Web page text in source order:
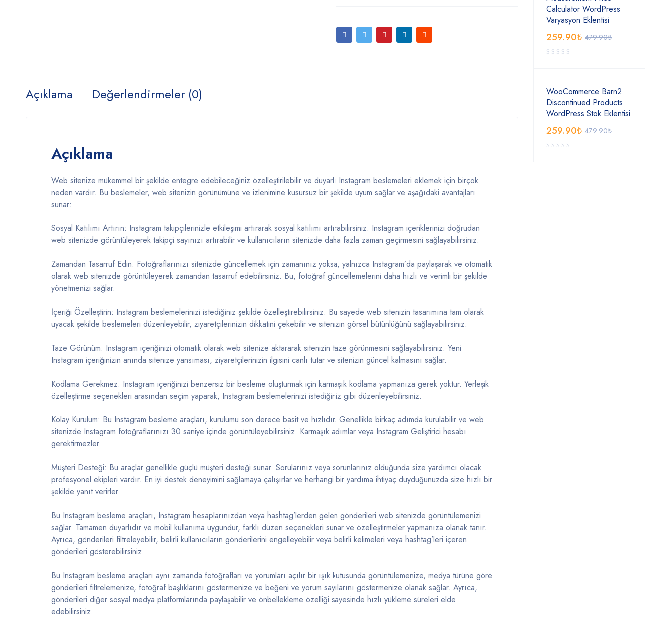
Açıklama Değerlendirmeler (0)
Açıklama
Web sitenize mükemmel bir şekilde entegre edebileceğiniz özelleştirilebilir ve duyarlı Instagram beslemeleri eklemek için birçok
neden vardır. Bu beslemeler, web sitenizin görünümüne ve izlenimine kusursuz bir şekilde uyum sağlar ve aşağıdaki avantajları
sunar:
Sosyal Katılımı Artırın: Instagram takipçilerinizle etkileşimi artırarak sosyal katılımı artırabilirsiniz. Instagram içeriklerinizi doğrudan
web sitenizde görüntüleyerek takipçi sayınızı artırabilir ve kullanıcıların sitenizde daha fazla zaman geçirmesini sağlayabilirsiniz.
Zamandan Tasarruf Edin: Fotoğraflarınızı sitenizde güncellemek için zamanınız yoksa, yalnızca Instagram’da paylaşarak ve otomatik
olarak web sitenizde görüntüleyerek zamandan tasarruf edebilirsiniz. Bu, fotoğraf güncellemelerini daha hızlı ve verimli bir şekilde
yönetmenizi sağlar.
İçeriği Özelleştirin: Instagram beslemelerinizi istediğiniz şekilde özelleştirebilirsiniz. Bu sayede web sitenizin tasarımına tam olarak
uyacak şekilde beslemeleri düzenleyebilir, ziyaretçilerinizin dikkatini çekebilir ve sitenizin görsel bütünlüğünü sağlayabilirsiniz.
Taze Görünüm: Instagram içeriğinizi otomatik olarak web sitenize aktararak sitenizin taze görünmesini sağlayabilirsiniz. Yeni
Instagram içeriğinizin anında sitenize yansıması, ziyaretçilerinizin ilgisini canlı tutar ve sitenizin güncel kalmasını sağlar.
Kodlama Gerekmez: Instagram içeriğinizi benzersiz bir besleme oluşturmak için karmaşık kodlama yapmanıza gerek yoktur. Yerleşik
özelleştirme seçenekleri arasından seçim yaparak, Instagram beslemelerinizi istediğiniz gibi düzenleyebilirsiniz.
Kolay Kurulum: Bu Instagram besleme araçları, kurulumu son derece basit ve hızlıdır. Genellikle birkaç adımda kurulabilir ve web
sitenizde Instagram fotoğraflarınızı 30 saniye içinde görüntüleyebilirsiniz. Karmaşık adımlar veya Instagram Geliştirici hesabı
gerektirmezler.
Müşteri Desteği: Bu araçlar genellikle güçlü müşteri desteği sunar. Sorularınız veya sorunlarınız olduğunda size yardımcı olacak
profesyonel ekipleri vardır. En iyi destek deneyimini sağlamaya çalışırlar ve herhangi bir yardıma ihtiyaç duyduğunuzda size hızlı bir
şekilde yanıt verirler.
Bu Instagram besleme araçları, Instagram hesaplarınızdan veya hashtag’lerden gelen gönderileri web sitenizde görüntülemenizi
sağlar. Tamamen duyarlıdır ve mobil kullanıma uygundur, farklı düzen seçenekleri sunar ve özelleştirmeler yapmanıza olanak tanır.
Ayrıca, gönderileri filtreleyebilir, belirli kullanıcıların gönderilerini engelleyebilir veya belirli kelimeleri veya hashtag’leri içeren
gönderileri gösterebilirsiniz.
Bu Instagram besleme araçları aynı zamanda fotoğrafları ve yorumları açılır bir ışık kutusunda görüntülemenize, medya türüne göre
gönderileri filtrelemenize, fotoğraf başlıklarını göstermenize ve beğeni ve yorum sayılarını göstermenize olanak sağlar. Ayrıca,
gönderileri diğer sosyal medya platformlarında paylaşabilir ve önbellekleme özelliği sayesinde hızlı yükleme süreleri elde
edebilirsiniz.
Calculator WordPress
Varyasyon Eklentisi
479.90₺
259.90₺
WooCommerce Barn2
Discontinued Products
WordPress Stok Eklentisi
479.90₺
259.90₺